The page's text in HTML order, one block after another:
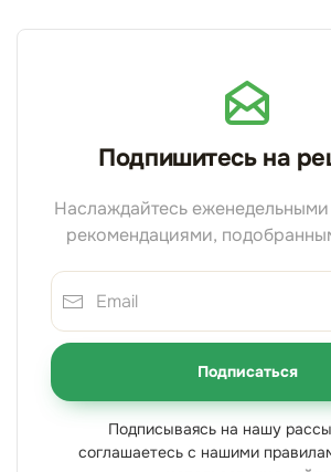
Подпишитесь на
Наслаждайтесь
рекомендациями,
Подписаться
Подписываясь на нашу
соглашаетесь с нашими